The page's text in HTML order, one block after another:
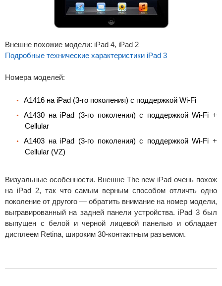
Внешне похожие модели: iPad 4, iPad 2
Подробные технические характеристики iPad 3
Номера моделей:
A1416 на iPad (3-го поколения) с поддержкой Wi-Fi
A1430 на iPad (3-го поколения) с поддержкой Wi-Fi +
Cellular
A1403 на iPad (3-го поколения) с поддержкой Wi-Fi +
Cellular (VZ)
Визуальные особенности. Внешне The new iPad очень похож
на iPad 2, так что самым верным способом отличть одно
поколение от другого — обратить внимание на номер модели,
выгравированный на задней панели устройства. iPad 3 был
выпущен с белой и черной лицевой панелью и обладает
дисплеем Retina, широким 30-контактным разъемом.